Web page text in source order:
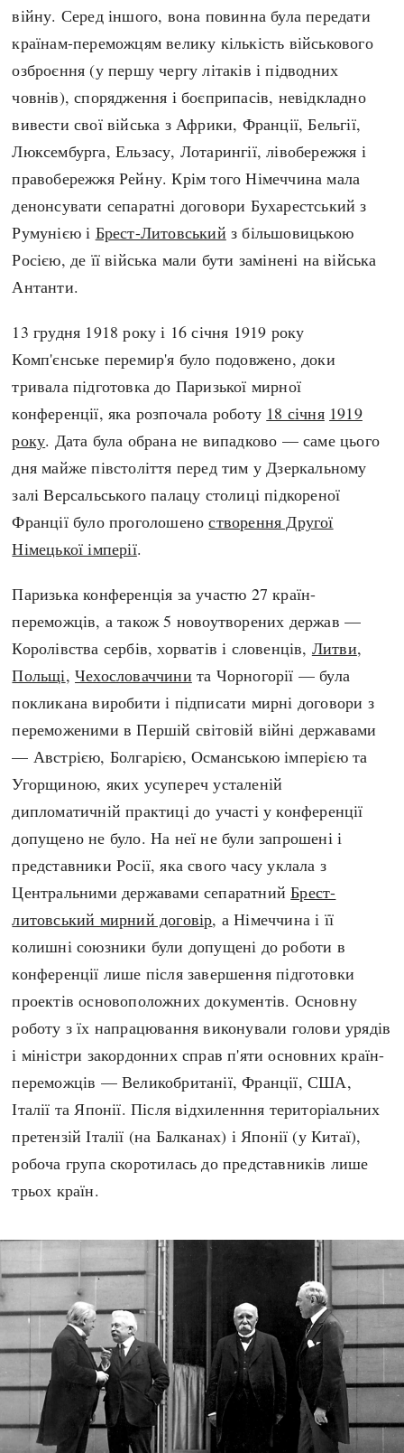
done
війну. Серед іншого, вона повинна була передати
країнам-переможцям велику кількість військового
озброєння (у першу чергу літаків і підводних
човнів), спорядження і боєприпасів, невідкладно
вивести свої війська з Африки, Франції, Бельгії,
Люксембурга, Ельзасу, Лотарингії, лівобережжя і
правобережжя Рейну. Крім того Німеччина мала
денонсувати сепаратні договори Бухарестський з
Румунією і Брест-Литовський з більшовицькою
Росією, де її війська мали бути замінені на війська
Антанти.
13 грудня 1918 року і 16 січня 1919 року
Комп'єнське перемир'я було подовжено, доки
тривала підготовка до Паризької мирної
конференції, яка розпочала роботу 18 січня 1919
року. Дата була обрана не випадково — саме цього
дня майже півстоліття перед тим у Дзеркальному
залі Версальського палацу столиці підкореної
Франції було проголошеностворення Другої
Німецької імперії.
Паризька конференція за участю 27 країн-
переможців, а також 5 новоутворених держав —
Королівства сербів, хорватів і словенців, Литви,
Польщі,Чехословаччини та Чорногорії — була
покликана виробити і підписати мирні договори з
переможеними в Першій світовій війні державами
— Австрією, Болгарією, Османською імперією та
Угорщиною, яких усупереч усталеній
дипломатичній практиці до участі у конференції
допущено не було. На неї не були запрошені і
представники Росії, яка свого часу уклала з
Центральними державами сепаратнийБрест-
литовський мирний договір, а Німеччина і її
колишні союзники були допущені до роботи в
конференції лише після завершення підготовки
проектів основоположних документів. Основну
роботу з їх напрацювання виконували голови урядів
і міністри закордонних справ п'яти основних країн-
переможців — Великобританії, Франції, США,
Італії та Японії. Після відхиленння територіальних
претензій Італії (на Балканах) і Японії (у Китаї),
робоча група скоротилась до представників лише
трьох країн.